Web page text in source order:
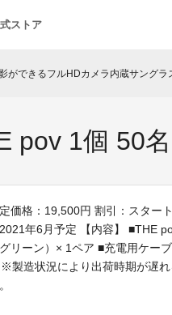
ストア
ができるフルHDカメラ内蔵サングラ
pov 1個 50
価格：19,500円 割引：スター
年6月予定 【内容】 ■THE
リーン）× 1ペア ■充電用ケー
製造状況により出荷時期が遅